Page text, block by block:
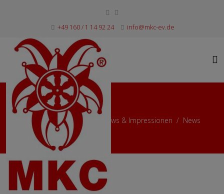
+49 160 / 1 14 92 24 info@mkc-ev.de
News
Aktuelle Seite: Startseite News & Impressionen
News
Der MKC trauert…